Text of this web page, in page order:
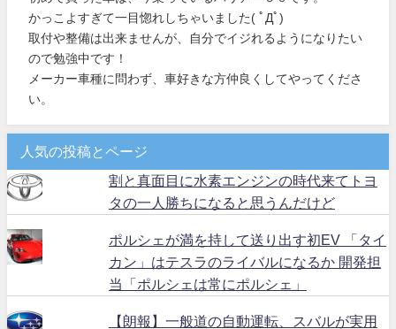
かっこよすぎて一目惚れしちゃいました( ﾟДﾟ)
取付や整備は出来ませんが、自分でイジれるようになりたい
ので勉強中です！
メーカー車種に問わず、車好きな方仲良くしてやってくださ
い。
人気の投稿とページ
割と真面目に水素エンジンの時代来てトヨ
タの一人勝ちになると思うんだけど
ポルシェが満を持して送り出す初EV 「タイ
カン」はテスラのライバルになるか 開発担
当「ポルシェは常にポルシェ」
【朗報】一般道の自動運転、スバルが実用